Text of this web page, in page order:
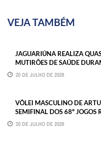
VEJA TAMBÉM
JAGUARIÚNA REALIZA
MUTIRÕES DE SAÚDE
20 DE JULHO DE 2026
VÔLEI MASCULINO DE
SEMIFINAL DOS 68º JOGOS
20 DE JULHO DE 2026